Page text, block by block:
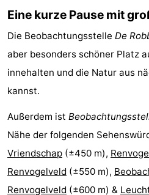
Strandhuys
-
Villapark
Residentie
Villapark
Hotels
(mit
Frühstück)
Lastminutes
Strand
Sehen
Eine kurze Pause mit
Die Beobachtungsstelle De
aber besonders schöner Platz
innehalten und die Natur aus
kannst.
Außerdem ist
Nähe der folgenden
Vriendschap (±450 m),
Renvogelveld (±550 m),
Renvogelveld (±600 m) &